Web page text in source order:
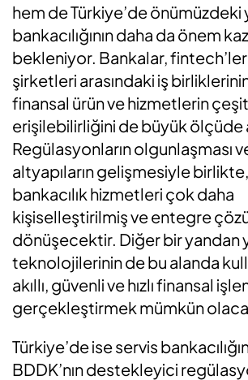
hem de Türkiye’de önümüzdeki
bankacılığının daha da önem
bekleniyor. Bankalar,
şirketleri arasındaki iş
finansal ürün ve hizmetlerin
erişilebilirliğini de büyük ölçüde
Regülasyonların olgunlaşması
altyapıların gelişmesiyle
bankacılık hizmetleri çok daha
kişiselleştirilmiş ve entegre
dönüşecektir. Diğer bir yandan
teknolojilerinin de bu alanda
akıllı, güvenli ve hızlı finansal
gerçekleştirmek mümkün
Türkiye’de ise servis
BDDK’nın destekleyici